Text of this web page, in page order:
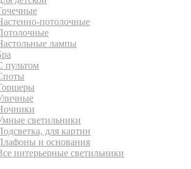
потолочные
лампы
пультом
светильники
для картин
и основания
интерьерные светильники